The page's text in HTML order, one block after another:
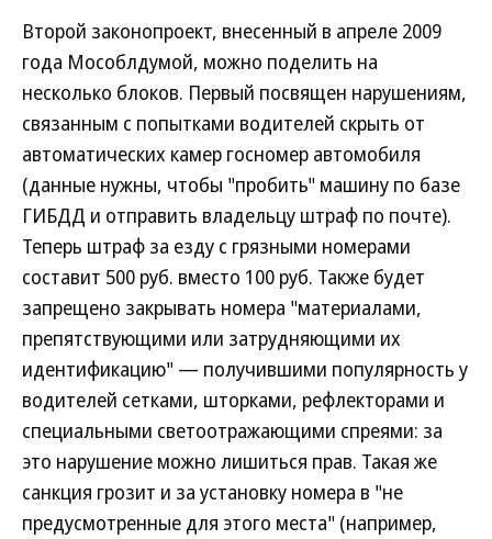
Второй законопроект, внесенный в апреле 2009
года Мособлдумой, можно поделить на
несколько блоков. Первый посвящен нарушениям,
связанным с попытками водителей скрыть от
автоматических камер госномер автомобиля
(данные нужны, чтобы "пробить" машину по базе
ГИБДД и отправить владельцу штраф по почте).
Теперь штраф за езду с грязными номерами
составит 500 руб. вместо 100 руб. Также будет
запрещено закрывать номера "материалами,
препятствующими или затрудняющими их
идентификацию" — получившими популярность у
водителей сетками, шторками, рефлекторами и
специальными светоотражающими спреями: за
это нарушение можно лишиться прав. Такая же
санкция грозит и за установку номера в "не
предусмотренные для этого места" (например,